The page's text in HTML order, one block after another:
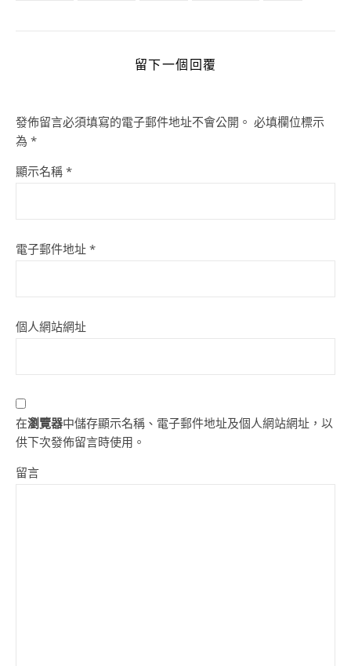
留下一個回覆
發佈留言必須填寫的電子郵件地址不會公開。 必填欄位標示
為 *
顯示名稱 *
電子郵件地址 *
個人網站網址
在瀏覽器中儲存顯示名稱、電子郵件地址及個人網站網址，以
供下次發佈留言時使用。
留言